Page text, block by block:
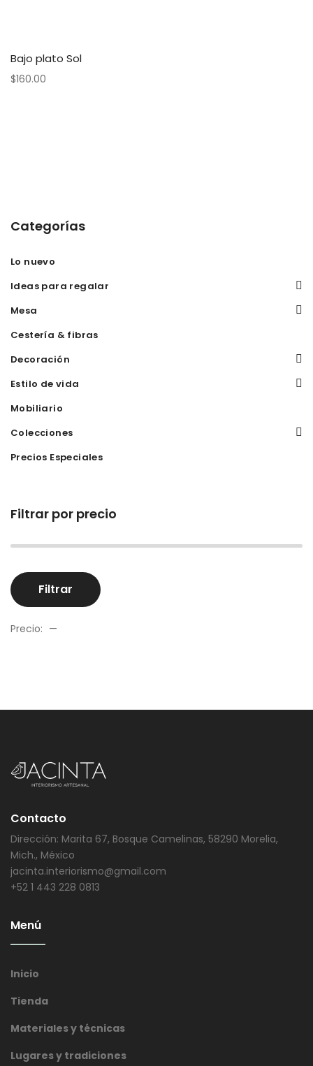
Bajo plato Sol
$160.00
Categorías
Lo nuevo
Ideas para regalar
Mesa
Cestería & fibras
Decoración
Estilo de vida
Mobiliario
Colecciones
Precios Especiales
Filtrar por precio
Filtrar
Precio: —
Contacto
Dirección: Marita 67, Bosque Camelinas, 58290 Morelia,
Mich., México
jacinta.interiorismo@gmail.com
+52 1 443 228 0813
Menú
Inicio
Tienda
Materiales y técnicas
Lugares y tradiciones